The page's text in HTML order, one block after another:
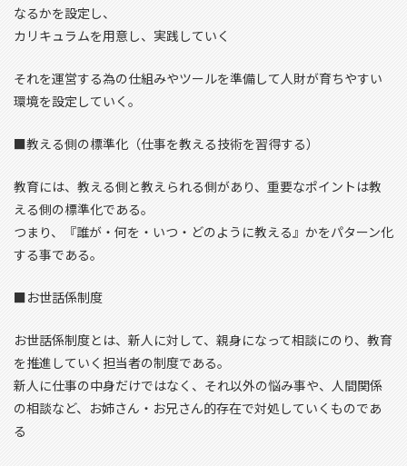
なるかを設定し、
カリキュラムを用意し、実践していく
それを運営する為の仕組みやツールを準備して人財が育ちやすい
環境を設定していく。
■教える側の標準化（仕事を教える技術を習得する）
教育には、教える側と教えられる側があり、重要なポイントは教
える側の標準化である。
つまり、『誰が・何を・いつ・どのように教える』かをパターン化
する事である。
■お世話係制度
お世話係制度とは、新人に対して、親身になって相談にのり、教育
を推進していく担当者の制度である。
新人に仕事の中身だけではなく、それ以外の悩み事や、人間関係
の相談など、お姉さん・お兄さん的存在で対処していくものであ
る